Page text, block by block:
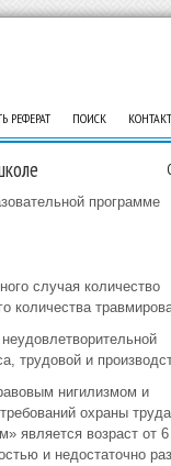
РЕФЕРАТ ПОИСК
программе
случая количество
количества
трудовой и
нигилизмом и
охраны
является возраст от
и недостаточно